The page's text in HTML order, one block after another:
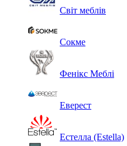
Світ меблів
Сокме
Фенікс Меблі
Еверест
Естелла (Estella)